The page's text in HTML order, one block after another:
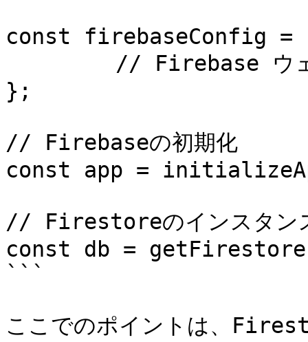
const firebaseConfig =
// Firebase ウェブ
};
// Firebaseの初期化
const app =
// Firestoreのインスタン
const db =
```
ここでのポイントは、